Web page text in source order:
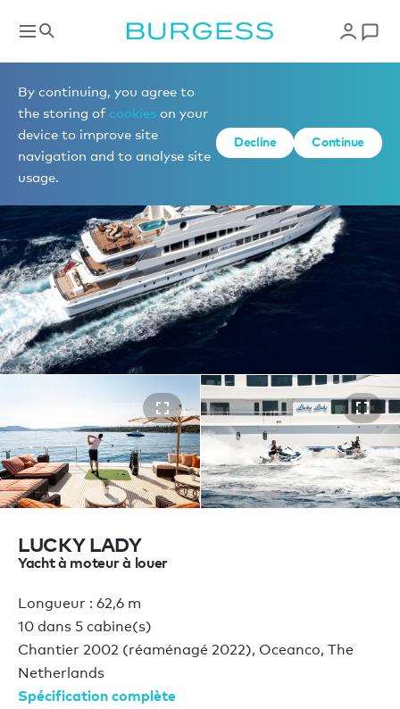
By continuing, you agree to
the storing of cookies on your
device to improve site
navigation and to analyse site
usage.
Decline Continue
Yachts à la location
1 de 30 photos
LUCKY LADY
Yacht à moteur à louer
Longueur : 62,6 m
10 dans 5 cabine(s)
Chantier 2002 (réaménagé 2022), Oceanco, The
Netherlands
Spécification complète